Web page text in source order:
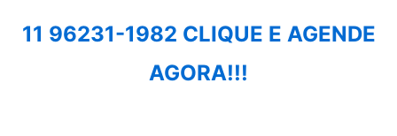
11 96231-1982 CLIQUE E AGENDE
AGORA!!!